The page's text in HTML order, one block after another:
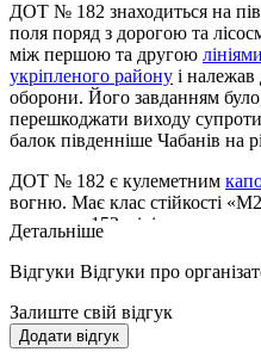
ДОТ № 182 знаходиться на
поля поряд з дорогою та
між першою та другою
укріпленого району і
оборони. Його завданням
перешкоджати виходу
балок південніше Чабанів на
ДОТ № 182 є кулеметним
вогню. Має клас стійкості
влучення 152-міліметрового
залізобетонна споруда з одним
двомаамбразурамидля
обстрілювати напрямки на
амбразур сягав 65 градусів,
цього типу в КиУРі.
Детальніше
Відгуки Відгуки про
Залиште свій відгук
Додати відгук